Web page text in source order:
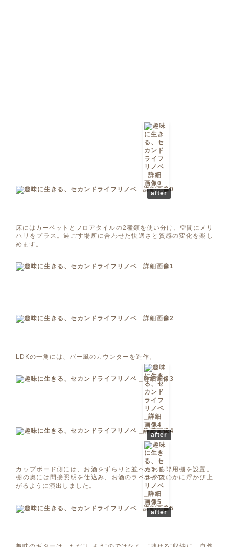
after
床にはカーペットとフロアタイルの2種類を使い分け、空間にメリ
ハリをプラス。過ごす場所に合わせた快適さと質感の変化を楽し
めます。
LDKの一角には、バー風のカウンターを造作。
after
カップボード側には、お酒をずらりと並べられる専用棚を設置。
棚の奥には間接照明を仕込み、お酒のラベルがほのかに浮かび上
がるように演出しました。
after